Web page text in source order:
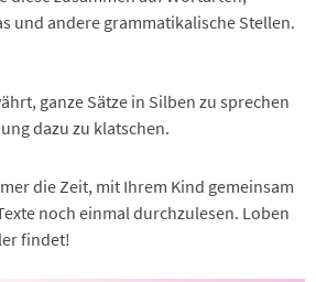
und andere grammatikalische Stellen.
ganze Sätze in Silben zu sprechen
dazu zu klatschen.
die Zeit, mit Ihrem Kind gemeinsam
noch einmal durchzulesen. Loben
findet!